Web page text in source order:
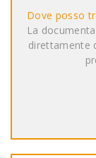
Dove posso
La
direttamente